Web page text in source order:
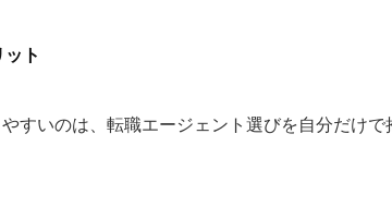
ト
すいのは、転職エージェント選びを自分だけで